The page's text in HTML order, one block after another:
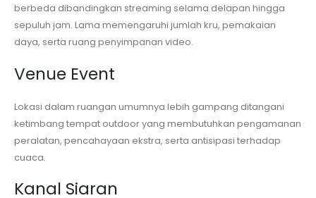
berbeda dibandingkan streaming selama delapan hingga
sepuluh jam. Lama memengaruhi jumlah kru, pemakaian
daya, serta ruang penyimpanan video.
Venue Event
Lokasi dalam ruangan umumnya lebih gampang ditangani
ketimbang tempat outdoor yang membutuhkan pengamanan
peralatan, pencahayaan ekstra, serta antisipasi terhadap
cuaca.
Kanal Siaran